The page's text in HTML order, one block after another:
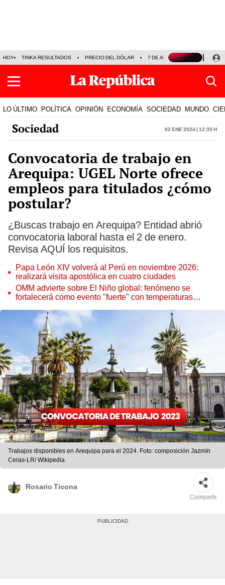
HOY TINKA RESULTADOS PRECIO DEL DÓLAR 7 DE AGOSTO OLLANTA
LO ÚLTIMO POLÍTICA OPINIÓN ECONOMÍA SOCIEDAD MUNDO
Sociedad 02 Ene 2024 | 12:35 h
Convocatoria de trabajo en
Arequipa: UGEL Norte ofrece
empleos para titulados ¿cómo
postular?
¿Buscas trabajo en Arequipa? Entidad abrió
convocatoria laboral hasta el 2 de enero.
Revisa AQUÍ los requisitos.
Papa León XIV volverá al Perú en noviembre 2026:
realizará visita apostólica en cuatro ciudades
OMM advierte sobre El Niño global: fenómeno se
fortalecerá como evento "fuerte" con temperaturas
Trabajos disponibles en Arequipa para el 2024. Foto: composición Jazmín
Ceras-LR/ Wikipedia
Rosario Ticona
Compartir